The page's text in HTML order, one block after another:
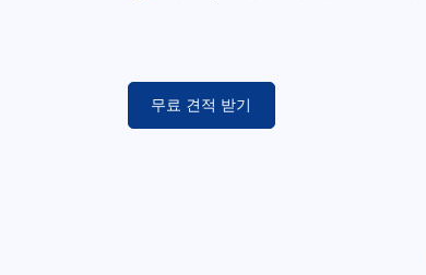
무료 견적 받기